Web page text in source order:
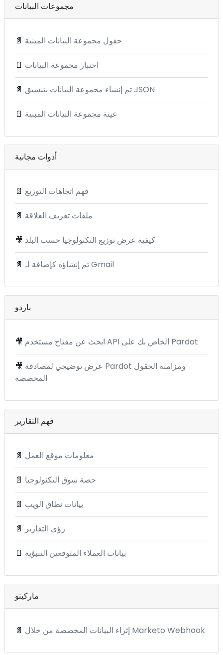
مجموعات البيانات
📄 حقول مجموعة البيانات المبنية
📄 اختبار مجموعة البيانات
📄 تم إنشاء مجموعة البيانات بتنسيق JSON
📄 عينة مجموعة البيانات المبنية
أدوات مجانية
📄 فهم اتجاهات التوزيع
📄 ملفات تعريف العلاقة
🎥 كيفية عرض توزيع التكنولوجيا حسب البلد
📄 تم إنشاؤه كإضافة لـ Gmail
باردو
🎥 ابحث عن مفتاح مستخدم API الخاص بك على Pardot
🎥 عرض توضيحي لمصادقة Pardot ومزامنة الحقول
المخصصة
فهم التقارير
📄 معلومات موقع العمل
📄 حصة سوق التكنولوجيا
📄 بيانات نطاق الويب
📄 رؤى التقارير
📄 بيانات العملاء المتوقعين التنبؤية
ماركيتو
📄 إثراء البيانات المخصصة من خلال Marketo Webhook